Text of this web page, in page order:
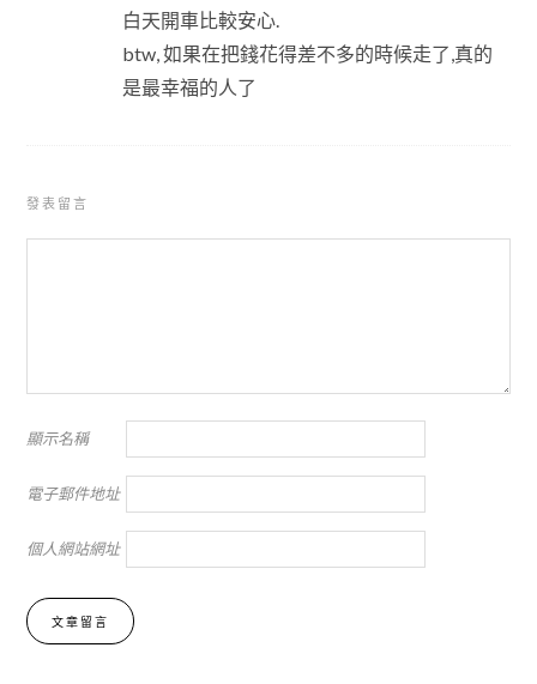
白天開車比較安心.
btw, 如果在把錢花得差不多的時候走了,真的
是最幸福的人了
發表留言
顯示名稱
電子郵件地址
個人網站網址